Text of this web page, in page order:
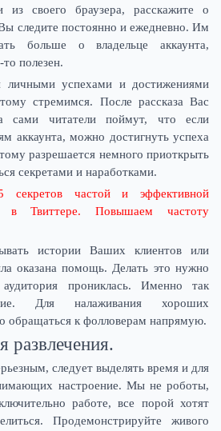
из своего браузера, расскажите о
следите постоянно и ежедневно. Им
больше о владельце аккаунта,
полезен.
личными успехами и достижениями
стремимся. После рассказа Вас
сами читатели поймут, что если
аккаунта, можно достигнуть успеха
разрешается немного приоткрыть
секретами и наработками.
секретов частой и эффективной
в Твиттере. Повышаем частоту
истории Ваших клиентов или
оказана помощь. Делать это нужно
прониклась. Именно так
Для налаживания хороших
обращаться к фолловерам напрямую.
следует выделять время и для
настроение. Мы не роботы,
работе, все порой хотят
Продемонстрируйте живого